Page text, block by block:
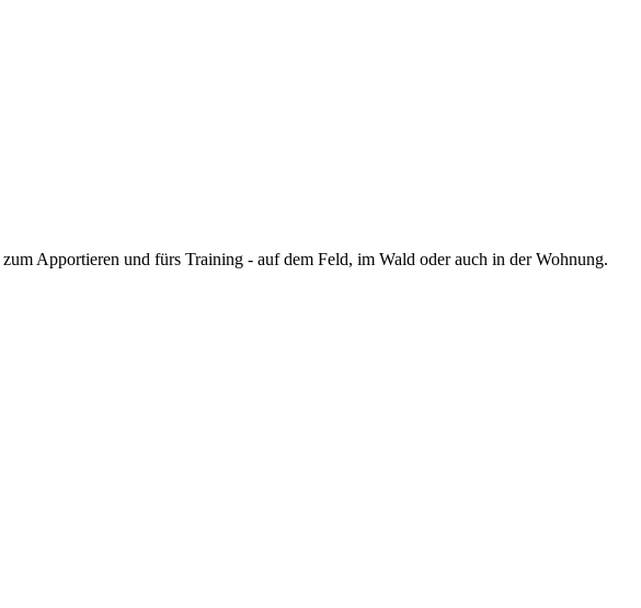
Apportieren und fürs Training - auf dem Feld, im Wald oder auch in der Wohnung.